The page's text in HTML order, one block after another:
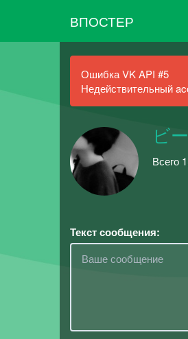
ВПОСТЕР
Ошибка VK API #5
Недействительный
ビ
Всего
Текст сообщения: